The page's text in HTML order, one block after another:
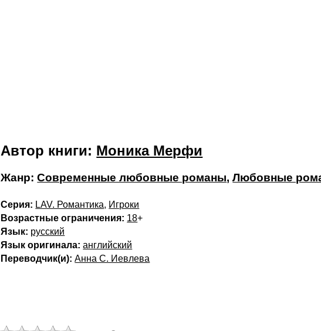
Автор книги: Моника Мерфи
Жанр:Современные любовные романы,Любовные
Серия: LAV. Романтика, Игроки
Возрастные ограничения: 18+
Язык: русский
Язык оригинала: английский
Переводчик(и): Анна С. Иевлева